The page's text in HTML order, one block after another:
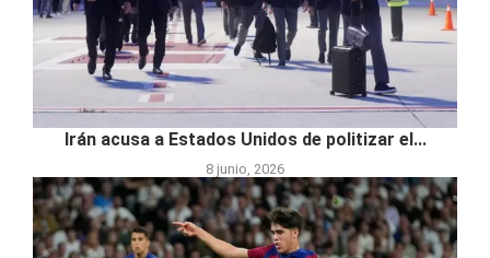
Irán acusa a Estados Unidos de politizar el...
8 junio, 2026